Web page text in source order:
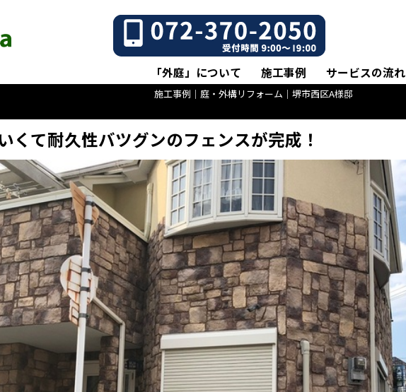
「外庭」について 施工事例 サービスの流れ
施工事例｜庭・外構リフォーム｜堺市西区A様邸
くて耐久性バツグンのフェンスが完成！